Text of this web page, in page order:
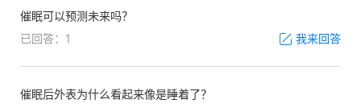
催眠可以预测未来吗？
已回答：1
我来回答
催眠后外表为什么看起来像是睡着了？